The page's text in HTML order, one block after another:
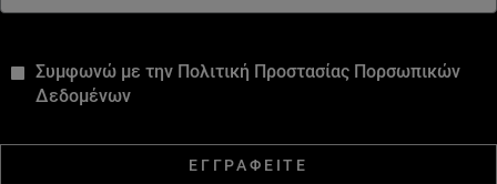
Συμφωνώ με την Πολιτική Προστασίας Πορσωπικών
Δεδομένων
ΕΓΓΡΑΦΕΙΤΕ